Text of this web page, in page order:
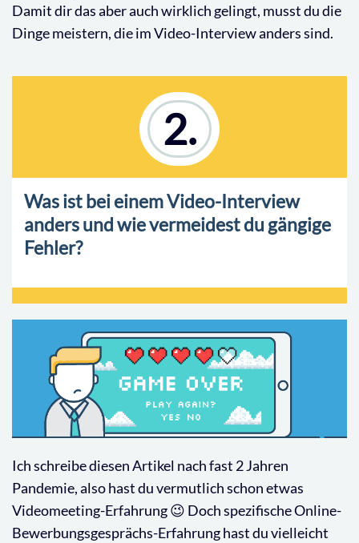
Damit dir das aber auch wirklich gelingt, musst du die
Dinge meistern, die im Video-Interview anders sind.
2.
Was ist bei einem Video-Interview
anders und wie vermeidest du gängige
Fehler?
Ich schreibe diesen Artikel nach fast 2 Jahren
Pandemie, also hast du vermutlich schon etwas
Videomeeting-Erfahrung 😉 Doch spezifische Online-
Bewerbungsgesprächs-Erfahrung hast du vielleicht